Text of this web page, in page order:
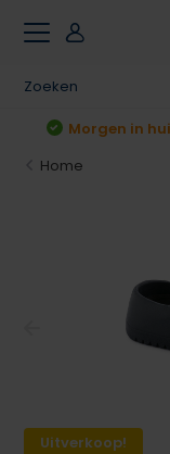
Morgen in huisop
Home
Uitverkoop!